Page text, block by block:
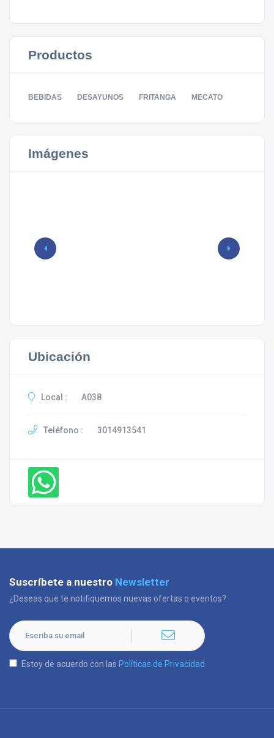
Productos
BEBIDAS DESAYUNOS FRITANGA MECATO
Imágenes
Ubicación
Local : A038
Teléfono : 3014913541
Suscríbete a nuestro Newsletter
¿Deseas que te notifiquemos nuevas ofertas o eventos?
Estoy de acuerdo con las Políticas de Privacidad